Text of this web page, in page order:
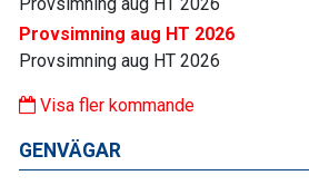
Provsimning aug HT 2026
Provsimning aug HT 2026
Visa fler kommande
GENVÄGAR